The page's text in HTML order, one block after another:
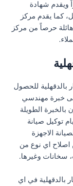
ويقدم شهادة
كما يقدم مركز
حرصاً من مركز
بالدقهلية للحصول
خبرة مهندسي
بالخبرة الطويلة
توكيل صيانة
الاجهزة
اصلاح اي نوع من
سخانات وغيرها.
بالدقهلية في اي